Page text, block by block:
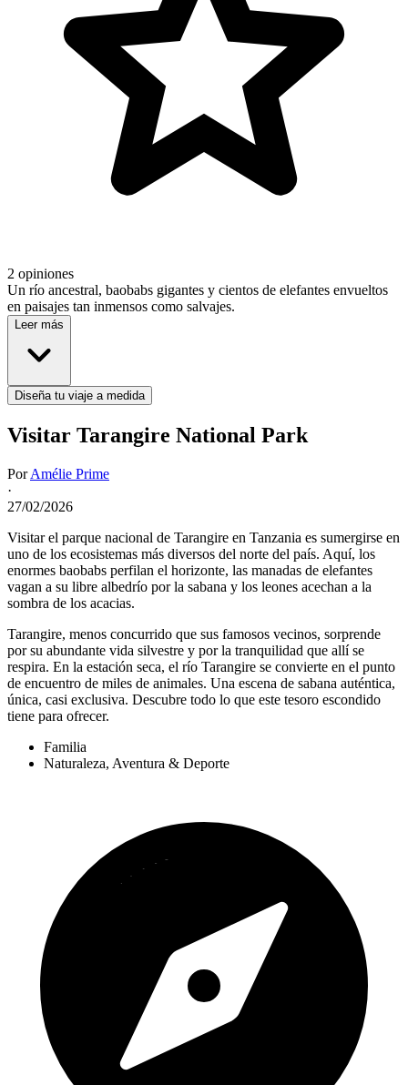
2 opiniones
Un río ancestral, baobabs gigantes y cientos de elefantes envueltos
en paisajes tan inmensos como salvajes.
Leer más
Diseña tu viaje a medida
Visitar Tarangire National Park
PorAmélie Prime
·
27/02/2026
Visitar el parque nacional de Tarangire en Tanzania es sumergirse en
uno de los ecosistemas más diversos del norte del país. Aquí, los
enormes baobabs perfilan el horizonte, las manadas de elefantes
vagan a su libre albedrío por la sabana y los leones acechan a la
sombra de los acacias.
Tarangire, menos concurrido que sus famosos vecinos, sorprende
por su abundante vida silvestre y por la tranquilidad que allí se
respira. En la estación seca, el río Tarangire se convierte en el punto
de encuentro de miles de animales. Una escena de sabana auténtica,
única, casi exclusiva. Descubre todo lo que este tesoro escondido
tiene para ofrecer.
Familia
Naturaleza, Aventura & Deporte